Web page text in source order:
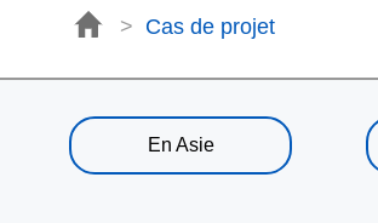
> Cas de projet
En Asie